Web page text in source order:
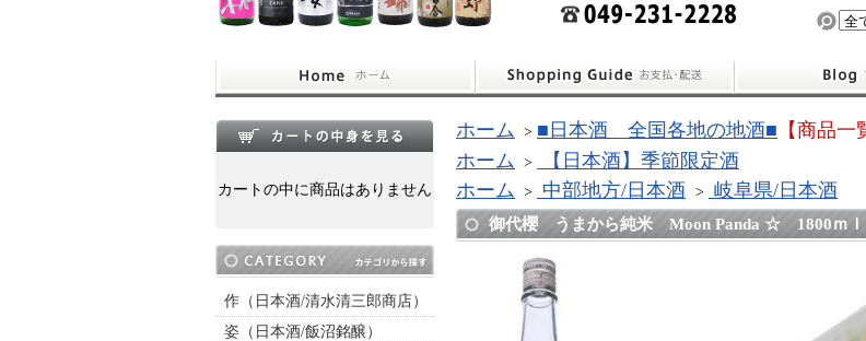
カートの中に商品はありません
作（日本酒/清水清三郎商店）
姿（日本酒/飯沼銘醸）
ホーム > ■日本酒 全国各地の地酒■ 【商品一
ホーム >
【日本酒】季節限定酒
ホーム > 中部地方/日本酒 > 岐阜県/日本酒
御代櫻 うまから純米 Moon Panda ☆ 1800ｍｌ